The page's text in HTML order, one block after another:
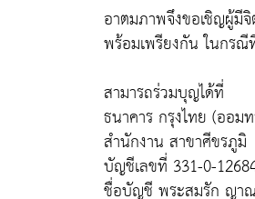
อาตมภาพจึงขอเชิญผู้มี
พร้อมเพรียงกัน ในกรณี
สามารถร่วมบุญได้ที่
ธนาคาร กรุงไทย (ออม
สำนักงาน สาขาศีขรภูมิ
บัญชีเลขที่ 331-0-
ชื่อบัญชี พระสมรัก ญา